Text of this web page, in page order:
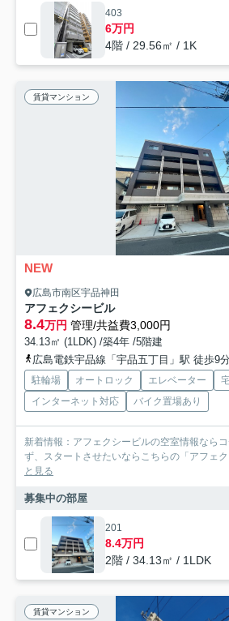
403
6万円
4階 / 29.56㎡ / 1K
賃貸マンション
NEW
広島市南区宇品神田
アフェクシービル
8.4万円 管理/共益費3,000円
34.13㎡ (1LDK) /築4年 /5階建
広島電鉄宇品線「宇品五丁目」駅 徒歩9
駐輪場 オートロック エレベーター
インターネット対応
バイク置場あり
新着情報：アフェクシービルの空室情報なら
ず、スタートさせたいならこちらの「アフェ
と見る
募集中の部屋
201
8.4万円
2階 / 34.13㎡ / 1LDK
賃貸マンション